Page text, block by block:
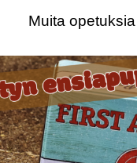
Muita opetuksia